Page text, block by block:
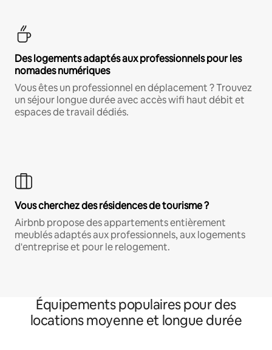
Des logements adaptés aux professionnels pour les
nomades numériques
Vous êtes un professionnel en déplacement ? Trouvez
un séjour longue durée avec accès wifi haut débit et
espaces de travail dédiés.
Vous cherchez des résidences de tourisme ?
Airbnb propose des appartements entièrement
meublés adaptés aux professionnels, aux logements
d'entreprise et pour le relogement.
Équipements populaires pour des
locations moyenne et longue durée